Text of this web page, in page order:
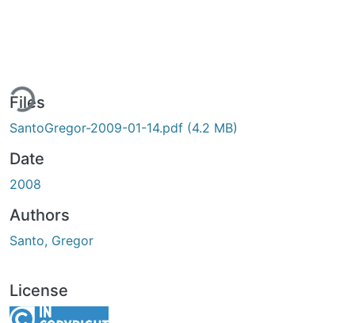
Files
SantoGregor-2009-01-14.pdf (4.2 MB)
Date
2008
Authors
Santo, Gregor
License